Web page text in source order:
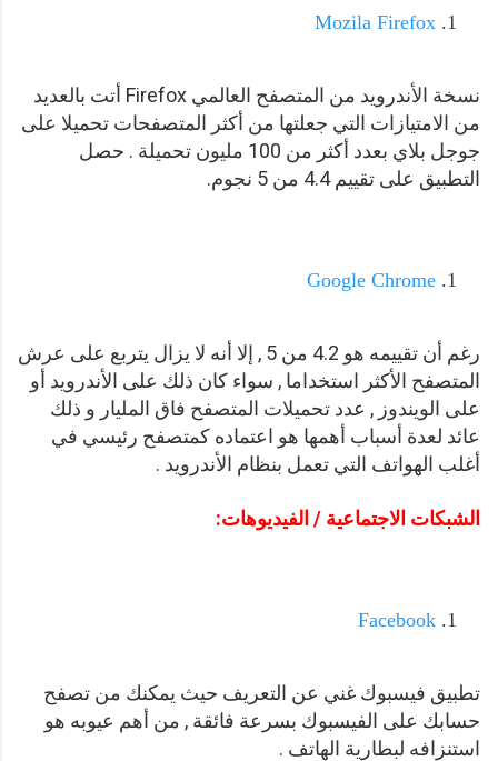
Mozila Firefox
نسخة الأندرويد من المتصفح العالمي Firefox أتت بالعديد
من الامتيازات التي جعلتها من أكثر المتصفحات تحميلا على
جوجل بلاي بعدد أكثر من 100 مليون تحميلة . حصل
التطبيق على تقييم 4.4 من 5 نجوم.
Google Chrome
رغم أن تقييمه هو 4.2 من 5 , إلا أنه لا يزال يتربع على عرش
المتصفح الأكثر استخداما , سواء كان ذلك على الأندرويد أو
على الويندوز , عدد تحميلات المتصفح فاق المليار و ذلك
عائد لعدة أسباب أهمها هو اعتماده كمتصفح رئيسي في
أغلب الهواتف التي تعمل بنظام الأندرويد .
الشبكات الاجتماعية / الفيديوهات:
Facebook
تطبيق فيسبوك غني عن التعريف حيث يمكنك من تصفح
حسابك على الفيسبوك بسرعة فائقة , من أهم عيوبه هو
استنزافه لبطارية الهاتف .